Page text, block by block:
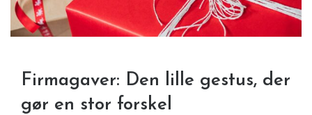
Firmagaver: Den lille gestus, der
gør en stor forskel